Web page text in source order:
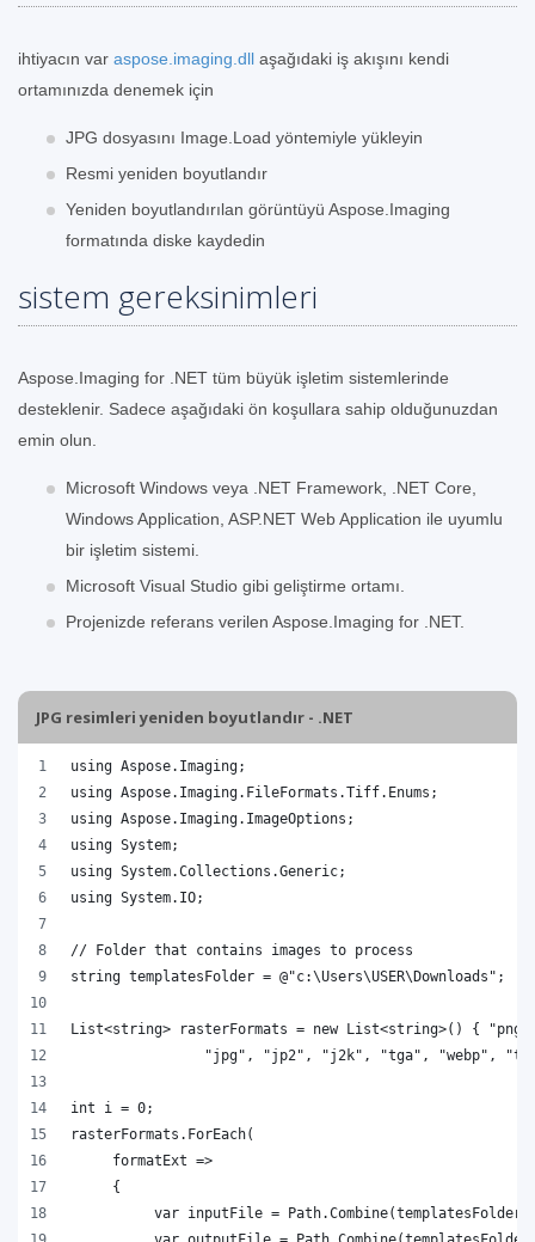
ihtiyacın var aspose.imaging.dll aşağıdaki iş akışını kendi
ortamınızda denemek için
JPG dosyasını Image.Load yöntemiyle yükleyin
Resmi yeniden boyutlandır
Yeniden boyutlandırılan görüntüyü Aspose.Imaging
formatında diske kaydedin
sistem gereksinimleri
Aspose.Imaging for .NET tüm büyük işletim sistemlerinde
desteklenir. Sadece aşağıdaki ön koşullara sahip olduğunuzdan
emin olun.
Microsoft Windows veya .NET Framework, .NET Core,
Windows Application, ASP.NET Web Application ile uyumlu
bir işletim sistemi.
Microsoft Visual Studio gibi geliştirme ortamı.
Projenizde referans verilen Aspose.Imaging for .NET.
JPG resimleri yeniden boyutlandır - .NET